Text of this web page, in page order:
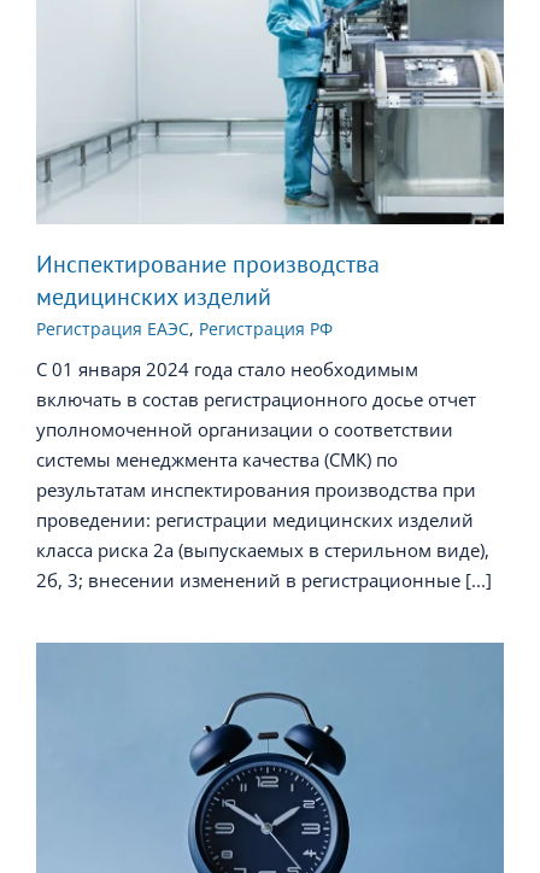
Инспектирование производства
медицинских изделий
Регистрация ЕАЭС, Регистрация РФ
С 01 января 2024 года стало необходимым
включать в состав регистрационного досье отчет
уполномоченной организации о соответствии
системы менеджмента качества (СМК) по
результатам инспектирования производства при
проведении: регистрации медицинских изделий
класса риска 2а (выпускаемых в стерильном виде),
2б, 3; внесении изменений в регистрационные [...]